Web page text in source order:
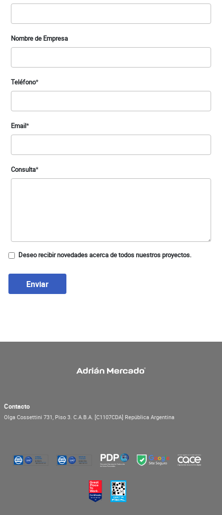
Nombre de Empresa
Teléfono*
Email*
Consulta*
Deseo recibir novedades acerca de todos nuestros proyectos.
Enviar
Contacto
Olga Cossettini 731, Piso 3. C.A.B.A. [C1107CDA] República Argentina